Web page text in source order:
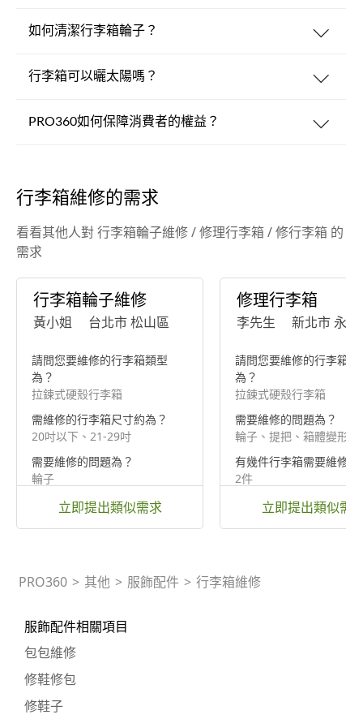
如何清潔行李箱輪子？
行李箱可以曬太陽嗎？
PRO360如何保障消費者的權益？
行李箱維修的需求
看看其他人對 行李箱輪子維修 / 修理行李箱 / 修行李箱 的
需求
行李箱輪子維修
黃小姐 台北市 松山區
請問您要維修的行李箱類型
為？
拉鍊式硬殼行李箱
需維修的行李箱尺寸約為？
20吋以下、21-29吋
需要維修的問題為？
輪子
立即提出類似需求
修理行李箱
李先生 新北市 永和
請問您要維修的行李箱類
為？
拉鍊式硬殼行李箱
需要維修的問題為？
輪子、提把、箱體變形/
有幾件行李箱需要維修？
2件
立即提出類似需
PRO360 > 其他 > 服飾配件 > 行李箱維修
服飾配件相關項目
包包維修
修鞋修包
修鞋子